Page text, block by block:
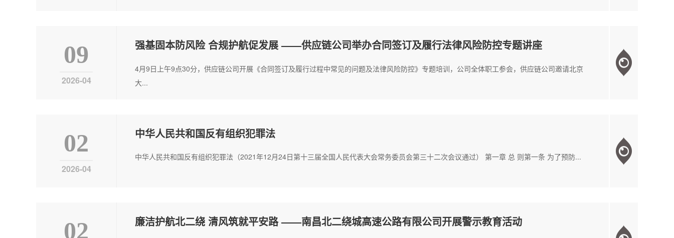
09
2026-04
强基固本防风险 合规护航促发展 ——供应链公司举办合同签订及履行法律风险防控专题讲座
4月9日上午9点30分，供应链公司开展《合同签订及履行过程中常见的问题及法律风险防控》专题培训，公司全体职工参会，供应链公司邀请北京
大...
02
2026-04
中华人民共和国反有组织犯罪法
中华人民共和国反有组织犯罪法（2021年12月24日第十三届全国人民代表大会常务委员会第三十二次会议通过） 第一章 总 则第一条 为了预防...
02 廉洁护航北二绕 清风筑就平安路 ——南昌北二绕城高速公路有限公司开展警示教育活动